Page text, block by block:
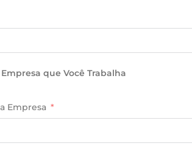
que Você Trabalha
Empresa